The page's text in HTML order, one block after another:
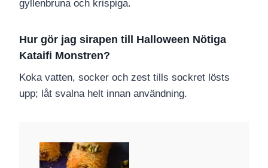
gyllenbruna och krispiga.
Hur gör jag sirapen till Halloween Nötiga
Kataifi Monstren?
Koka vatten, socker och zest tills sockret lösts
upp; låt svalna helt innan användning.